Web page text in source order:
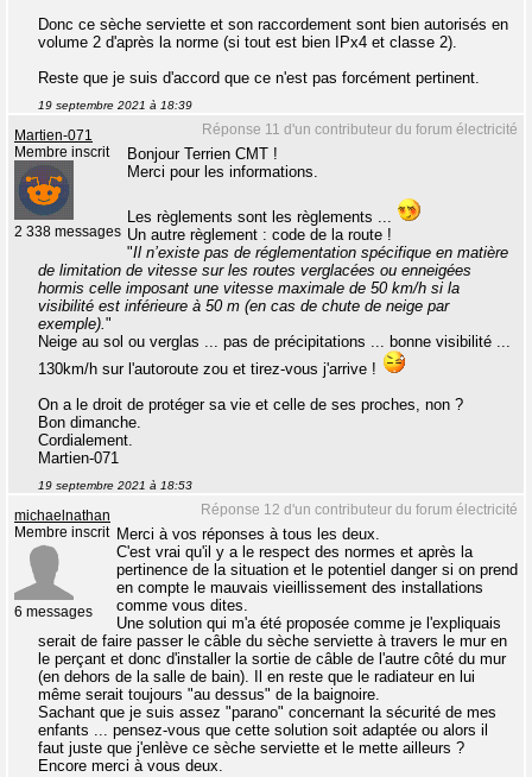
Donc ce sèche serviette et son raccordement sont bien autorisés en
volume 2 d'après la norme (si tout est bien IPx4 et classe 2).
Reste que je suis d'accord que ce n'est pas forcément pertinent.
19 septembre 2021 à 18:39
Réponse 11 d'un contributeur du forum électricité
Martien-071
Membre inscrit
2 338 messages
Bonjour Terrien CMT !
Merci pour les informations.
Les règlements sont les règlements ...
Un autre règlement : code de la route !
"Il n’existe pas de réglementation spécifique en matière
de limitation de vitesse sur les routes verglacées ou enneigées
hormis celle imposant une vitesse maximale de 50 km/h si la
visibilité est inférieure à 50 m (en cas de chute de neige par
exemple)."
Neige au sol ou verglas ... pas de précipitations ... bonne visibilité ...
130km/h sur l'autoroute zou et tirez-vous j'arrive !
On a le droit de protéger sa vie et celle de ses proches, non ?
Bon dimanche.
Cordialement.
Martien-071
19 septembre 2021 à 18:53
Réponse 12 d'un contributeur du forum électricité
michaelnathan
Membre inscrit
6 messages
Merci à vos réponses à tous les deux.
C'est vrai qu'il y a le respect des normes et après la
pertinence de la situation et le potentiel danger si on prend
en compte le mauvais vieillissement des installations
comme vous dites.
Une solution qui m'a été proposée comme je l'expliquais
serait de faire passer le câble du sèche serviette à travers le mur en
le perçant et donc d'installer la sortie de câble de l'autre côté du mur
(en dehors de la salle de bain). Il en reste que le radiateur en lui
même serait toujours "au dessus" de la baignoire.
Sachant que je suis assez "parano" concernant la sécurité de mes
enfants ... pensez-vous que cette solution soit adaptée ou alors il
faut juste que j'enlève ce sèche serviette et le mette ailleurs ?
Encore merci à vous deux.